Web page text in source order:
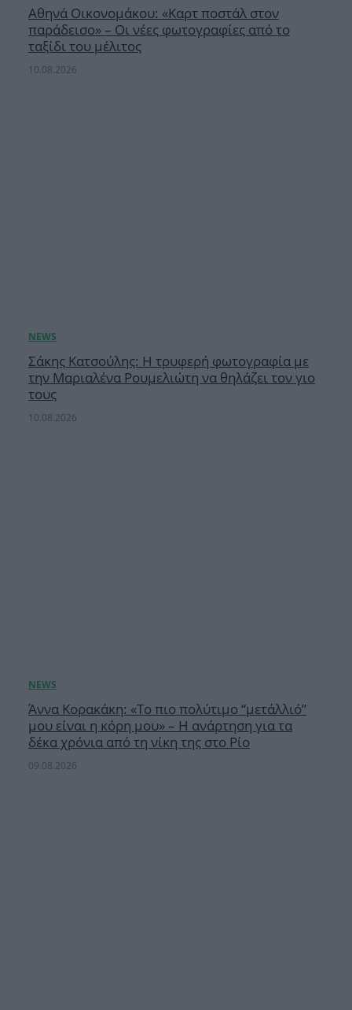
Αθηνά Οικονομάκου: «Καρτ ποστάλ στον
παράδεισο» – Οι νέες φωτογραφίες από το
ταξίδι του μέλιτος
10.08.2026
Σάκης Κατσούλης: Η τρυφερή φωτογραφία με
την Μαριαλένα Ρουμελιώτη να θηλάζει τον γιο
τους
10.08.2026
Άννα Κορακάκη: «Το πιο πολύτιμο “μετάλλιό”
μου είναι η κόρη μου» – Η ανάρτηση για τα
δέκα χρόνια από τη νίκη της στο Ρίο
09.08.2026